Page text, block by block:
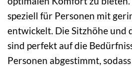
speziell für Personen mit
entwickelt. Die Sitzhöhe und
sind perfekt auf die
Personen abgestimmt,